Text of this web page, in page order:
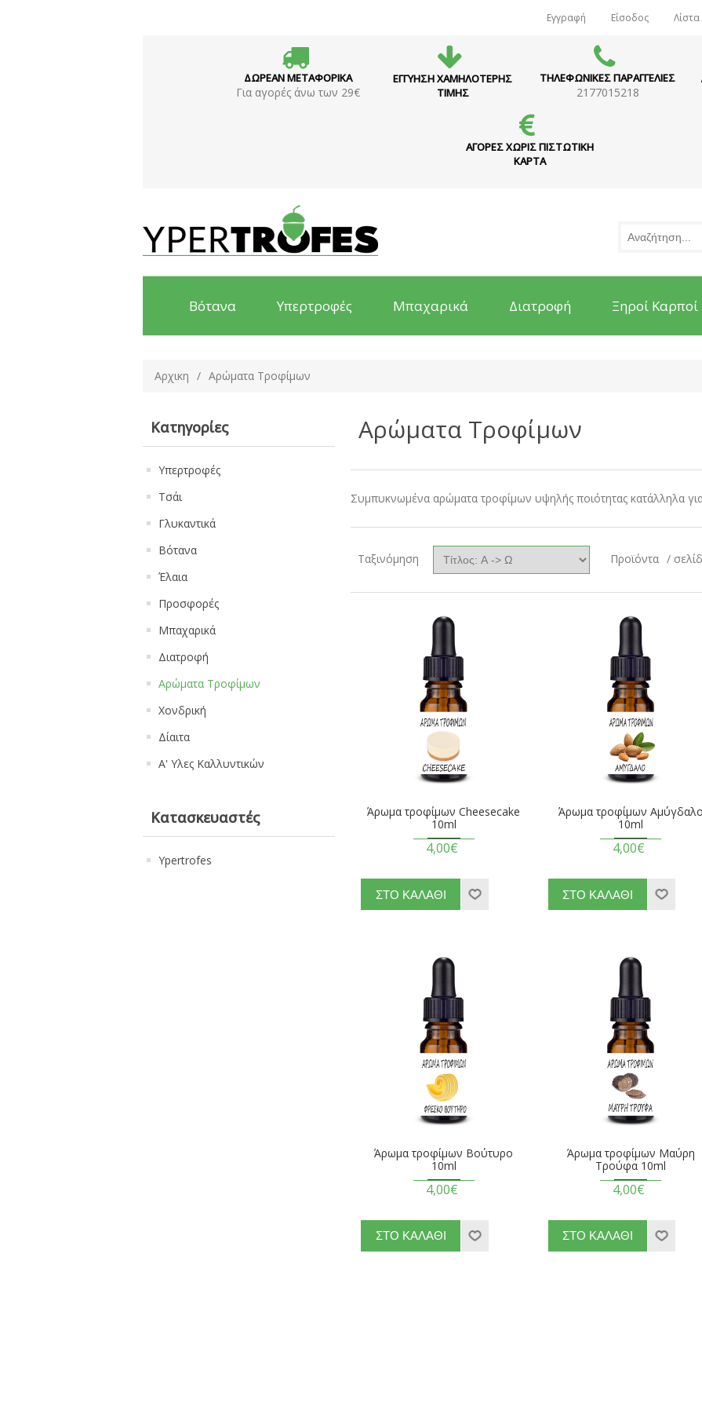
Εγγραφή Είσοδος
ΔΩΡΕΑΝ ΜΕΤΑΦΟΡΙΚΑ
Για αγορές άνω των 29€
ΕΓΓΥΗΣΗ ΧΑΜΗΛΟΤΕΡΗΣ
ΤΙΜΗΣ
ΤΗΛΕΦΩΝΙΚΕΣ ΠΑΡΑΓΓΕΛΙΕΣ
2177015218
ΑΓΟΡΕΣ ΧΩΡΙΣ ΠΙΣΤΩΤΙΚΗ
ΚΑΡΤΑ
Βότανα Υπερτροφές Μπαχαρικά Διατροφή Ξηροί Καρποί
Αρχικη / Αρώματα Τροφίμων
Κατηγορίες
Υπερτροφές
Τσάι
Γλυκαντικά
Βότανα
Έλαια
Προσφορές
Μπαχαρικά
Διατροφή
Αρώματα Τροφίμων
Χονδρική
Δίαιτα
Α' Υλες Καλλυντικών
Κατασκευαστές
Ypertrofes
Αρώματα Τροφίμων
Συμπυκνωμένα αρώματα τροφίμων υψηλής ποιότητας κατάλληλα
Ταξινόμηση Προϊόντα /
Άρωμα τροφίμων Cheesecake
10ml
4,00€
Άρωμα τροφίμων Αμύγδαλο
10ml
4,00€
Άρωμα τροφίμων Βούτυρο
10ml
4,00€
Άρωμα τροφίμων Μαύρη
Τρούφα 10ml
4,00€